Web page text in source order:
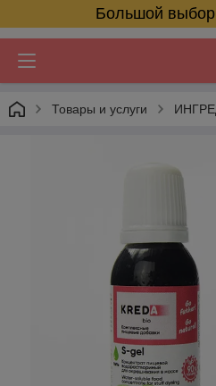
Большой выбор
Товары и услуги